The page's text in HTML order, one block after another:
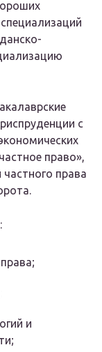
с
право»,
права
и